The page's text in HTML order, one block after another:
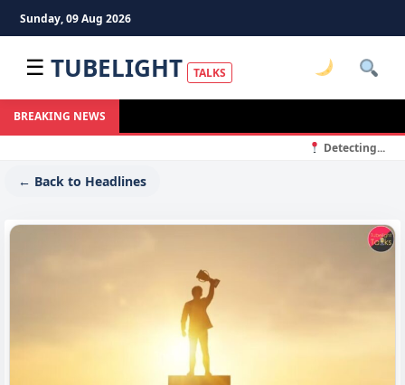
Sunday, 09 Aug 2026
☰ TUBELIGHT TALKS
BREAKING NEWS
Detecting...
← Back to Headlines